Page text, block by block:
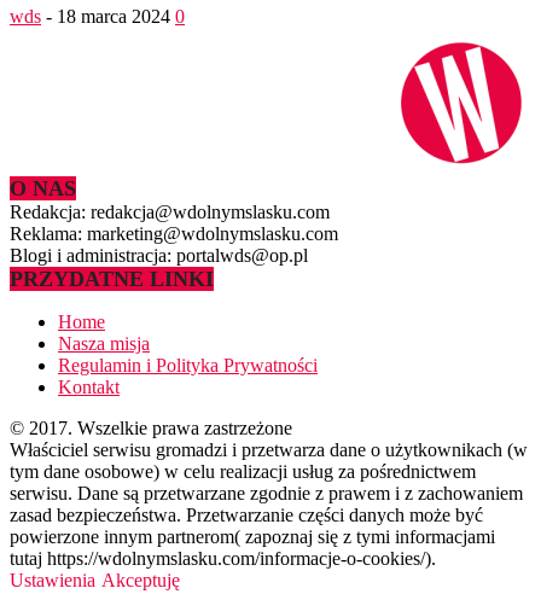
wds - 18 marca 2024 0
O NAS
Redakcja: redakcja@wdolnymslasku.com
Reklama: marketing@wdolnymslasku.com
Blogi i administracja: portalwds@op.pl
PRZYDATNE LINKI
Home
Nasza misja
Regulamin i Polityka Prywatności
Kontakt
© 2017. Wszelkie prawa zastrzeżone
Właściciel serwisu gromadzi i przetwarza dane o użytkownikach (w
tym dane osobowe) w celu realizacji usług za pośrednictwem
serwisu. Dane są przetwarzane zgodnie z prawem i z zachowaniem
zasad bezpieczeństwa. Przetwarzanie części danych może być
powierzone innym partnerom( zapoznaj się z tymi informacjami
tutaj https://wdolnymslasku.com/informacje-o-cookies/).
Ustawienia Akceptuję